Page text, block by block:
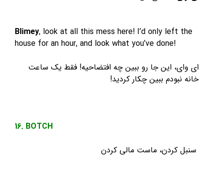
Blimey, look at all this mess here! I’d only left the
house for an hour, and look what you’ve done!
ای وای، این جا رو ببین چه افتضاحیه! فقط یک ساعت
خانه نبودم ببین چکار کردید!
16. BOTCH
سنبل کردن، ماست مالی کردن